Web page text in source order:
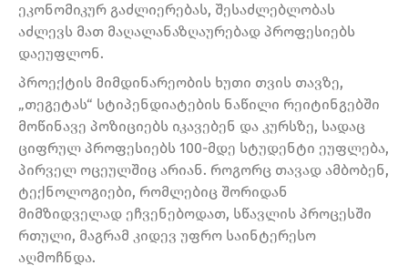
ეკონომიკურ გაძლიერებას, შესაძლებლობას
აძლევს მათ მაღალანაზღაურებად პროფესიებს
დაეუფლონ.
პროექტის მიმდინარეობის ხუთი თვის თავზე,
„თეგეტას“ სტიპენდიატების ნაწილი რეიტინგებში
მოწინავე პოზიციებს იკავებენ და კურსზე, სადაც
ციფრულ პროფესიებს 100-მდე სტუდენტი ეუფლება,
პირველ ოცეულშიც არიან. როგორც თავად ამბობენ,
ტექნოლოგიები, რომლებიც შორიდან
მიმზიდველად ეჩვენებოდათ, სწავლის პროცესში
რთული, მაგრამ კიდევ უფრო საინტერესო
აღმოჩნდა.